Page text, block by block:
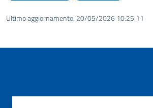
Ultimo aggiornamento: 20/05/2026 10:25.11